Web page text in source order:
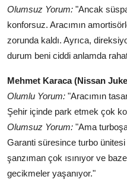
Olumsuz Yorum: "Ancak
konforsuz. Aracımın
zorunda kaldı. Ayrıca,
durum beni ciddi anlamda
Mehmet Karaca (Nissan
Olumlu Yorum: "Aracımın
Şehir içinde park etmek çok
Olumsuz Yorum: "Ama
Garanti süresince turbo
şanzıman çok ısınıyor ve
gecikmeler yaşanıyor."